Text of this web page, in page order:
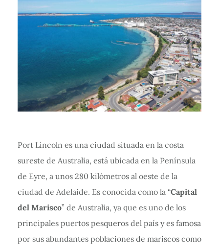
Port Lincoln es una ciudad situada en la costa
sureste de Australia, está ubicada en la Península
de Eyre, a unos 280 kilómetros al oeste de la
ciudad de Adelaide. Es conocida como la “Capital
del Marisco” de Australia, ya que es uno de los
principales puertos pesqueros del país y es famosa
por sus abundantes poblaciones de mariscos como